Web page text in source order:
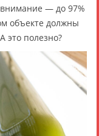
— до 97%
объекте должны
это полезно?